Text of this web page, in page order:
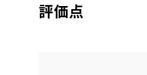
評価点